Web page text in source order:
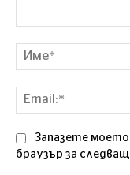
Запазете
браузър за